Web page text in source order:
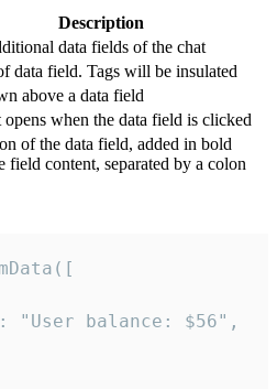
Description
data fields of the chat
data field. Tags will be insulated
above a data field
when the data field is clicked
of the data field, added in bold
field content, separated by a colon
"User balance: $56",